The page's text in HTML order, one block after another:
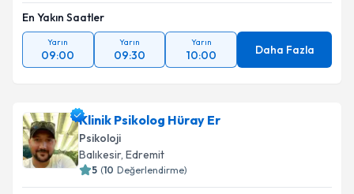
En Yakın Saatler
Yarın
09:00
Yarın
09:30
Yarın
10:00 Daha Fazla
Klinik Psikolog Hüray Er
Psikoloji
Balıkesir, Edremit
5 (10 Değerlendirme)